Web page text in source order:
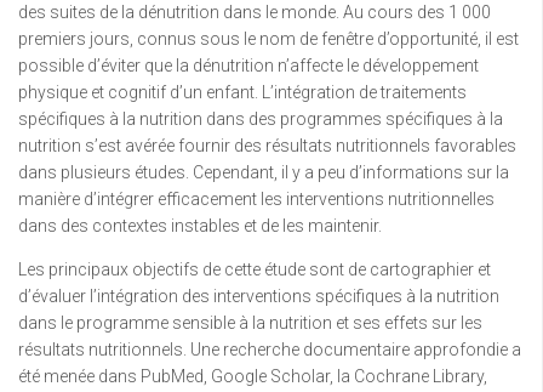
des suites de la dénutrition dans le monde. Au cours des 1 000
premiers jours, connus sous le nom de fenêtre d’opportunité, il est
possible d’éviter que la dénutrition n’affecte le développement
physique et cognitif d’un enfant. L’intégration de traitements
spécifiques à la nutrition dans des programmes spécifiques à la
nutrition s’est avérée fournir des résultats nutritionnels favorables
dans plusieurs études. Cependant, il y a peu d’informations sur la
manière d’intégrer efficacement les interventions nutritionnelles
dans des contextes instables et de les maintenir.
Les principaux objectifs de cette étude sont de cartographier et
d’évaluer l’intégration des interventions spécifiques à la nutrition
dans le programme sensible à la nutrition et ses effets sur les
résultats nutritionnels. Une recherche documentaire approfondie a
été menée dans PubMed, Google Scholar, la Cochrane Library,